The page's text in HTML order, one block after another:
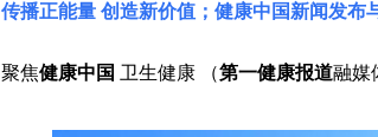
传播正能量 创造新价值；健康中国新闻发
聚焦健康中国 卫生健康 （第一健康报道融媒